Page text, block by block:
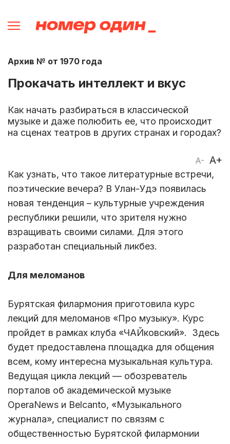
Архив № от 1970 года
Прокачать интеллект и вкус
Как начать разбираться в классической
музыке и даже полюбить ее, что происходит
на сценах театров в других странах и городах?
A- A+
Как узнать, что такое литературные встречи,
поэтические вечера? В Улан-Удэ появилась
новая тенденция – культурные учреждения
республики решили, что зрителя нужно
взращивать своими силами. Для этого
разработан специальный ликбез.
Для меломанов
Бурятская филармония приготовила курс
лекций для меломанов «Про музыку». Курс
пройдет в рамках клуба «ЧАЙковский». Здесь
будет предоставлена площадка для общения
всем, кому интересна музыкальная культура.
Ведущая цикла лекций — обозреватель
порталов об академической музыке
OperaNews и Belcanto, «Музыкального
журнала», специалист по связям с
общественностью Бурятской филармонии